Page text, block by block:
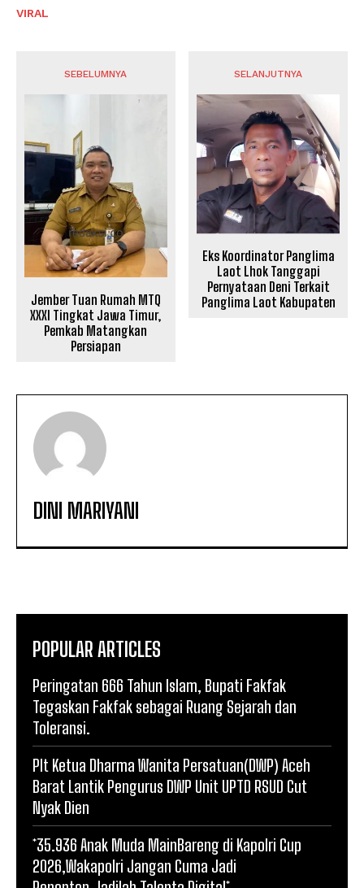
VIRAL
SEBELUMNYA
Jember Tuan Rumah MTQ
XXXI Tingkat Jawa Timur,
Pemkab Matangkan
Persiapan
SELANJUTNYA
Eks Koordinator Panglima
Laot Lhok Tanggapi
Pernyataan Deni Terkait
Panglima Laot Kabupaten
DINI MARIYANI
POPULAR ARTICLES
Peringatan 666 Tahun Islam, Bupati Fakfak
Tegaskan Fakfak sebagai Ruang Sejarah dan
Toleransi.
Plt Ketua Dharma Wanita Persatuan(DWP) Aceh
Barat Lantik Pengurus DWP Unit UPTD RSUD Cut
Nyak Dien
*35.936 Anak Muda MainBareng di Kapolri Cup
2026,Wakapolri Jangan Cuma Jadi